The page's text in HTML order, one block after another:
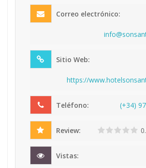
Correo electrónico:
info@sons
Sitio Web:
https://
Teléfono: (+34) 97
Review:
Vistas: